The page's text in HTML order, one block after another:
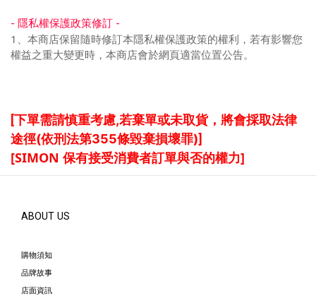
- 隱私權保護政策修訂 -
1、本商店保留隨時修訂本隱私權保護政策的權利，若有影響您
權益之重大變更時，本商店會於網頁適當位置公告。
[下單需請慎重考慮,若棄單或未取貨，將會採取法律
途徑(依刑法第355條毀棄損壞罪)]
[SIMON 保有接受消費者訂單與否的權力]
ABOUT US
購物須知
品牌故事
店面資訊